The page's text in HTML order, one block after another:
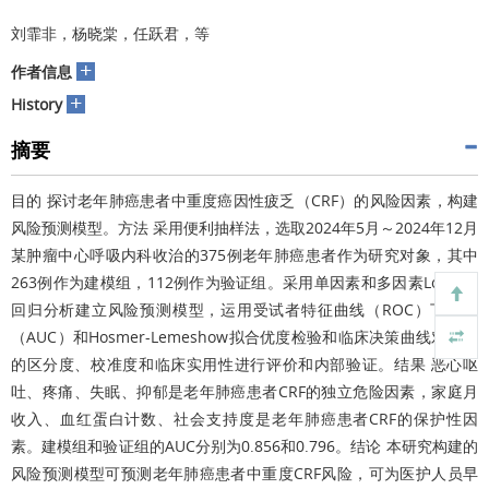
刘霏非，杨晓棠，任跃君，等
作者信息 +
History +
摘要
目的 探讨老年肺癌患者中重度癌因性疲乏（CRF）的风险因素，构建
风险预测模型。方法 采用便利抽样法，选取2024年5月～2024年12月
某肿瘤中心呼吸内科收治的375例老年肺癌患者作为研究对象，其中
263例作为建模组，112例作为验证组。采用单因素和多因素Logistic
回归分析建立风险预测模型，运用受试者特征曲线（ROC）下面积
（AUC）和Hosmer-Lemeshow拟合优度检验和临床决策曲线对模型
的区分度、校准度和临床实用性进行评价和内部验证。结果 恶心呕
吐、疼痛、失眠、抑郁是老年肺癌患者CRF的独立危险因素，家庭月
收入、血红蛋白计数、社会支持度是老年肺癌患者CRF的保护性因
素。建模组和验证组的AUC分别为0.856和0.796。结论 本研究构建的
风险预测模型可预测老年肺癌患者中重度CRF风险，可为医护人员早